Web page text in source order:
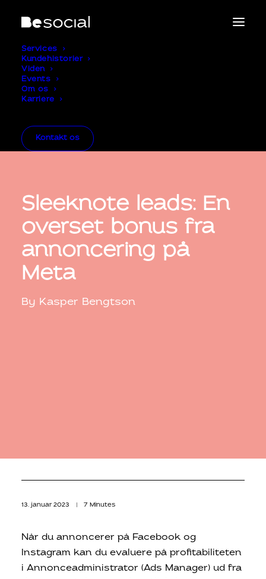
Services
Kundehistorier
Viden
Events
Om os
Karriere
Kontakt os
Sleeknote leads: En
overset bonus fra
annoncering på
Meta
By Kasper Bengtson
13. januar 2023 7 Minutes
Når du annoncerer på Facebook og
Instagram kan du evaluere på profitabiliteten
i Annonceadministrator (Ads Manager) ud fra